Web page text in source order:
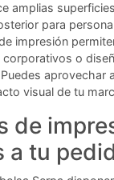
amplias
para
impresión
o
aprovechar
visual de tu
de
a tu